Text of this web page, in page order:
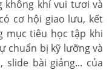
không khí vui tươi và
cơ hội giao lưu, kết
mục tiêu học tập khi
chuẩn bị kỹ lưỡng và
bài giảng... của